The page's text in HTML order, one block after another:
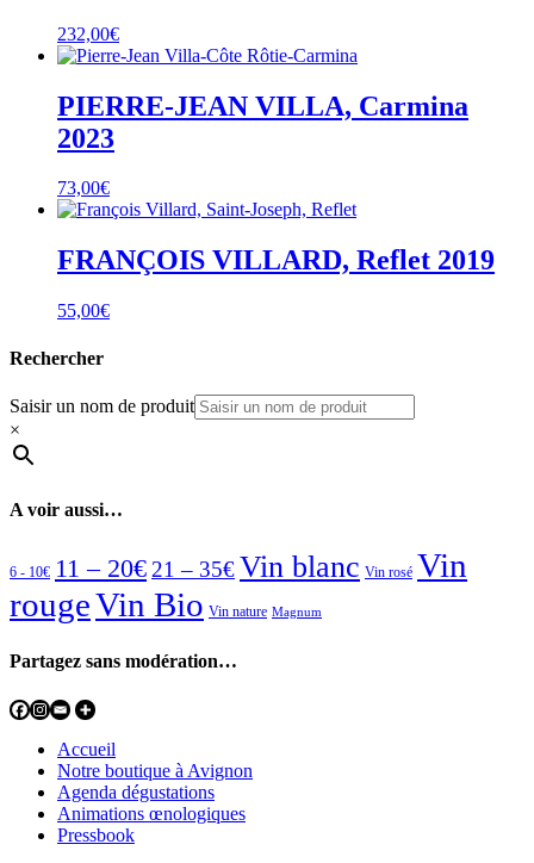
232,00€
PIERRE-JEAN VILLA, Carmina
2023
73,00€
FRANÇOIS VILLARD, Reflet 2019
55,00€
Rechercher
Saisir un nom de produit
×
A voir aussi…
6 - 10€ 11 – 20€21 – 35€Vin blanc Vin rosé Vin
rougeVin Bio Vin nature Magnum
Partagez sans modération…
Accueil
Notre boutique à Avignon
Agenda dégustations
Animations œnologiques
Pressbook